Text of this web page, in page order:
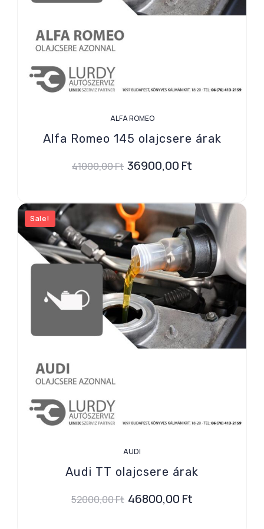
ALFA ROMEO
Alfa Romeo 145 olajcsere árak
41000,00Ft 36900,00 Ft
Sale!
AUDI
Audi TT olajcsere árak
52000,00Ft 46800,00 Ft